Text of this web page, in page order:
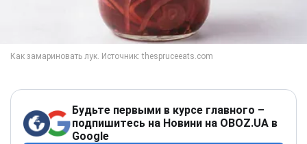
Будьте первыми в курсе главного –
подпишитесь на Новини на OBOZ.UA в
Google